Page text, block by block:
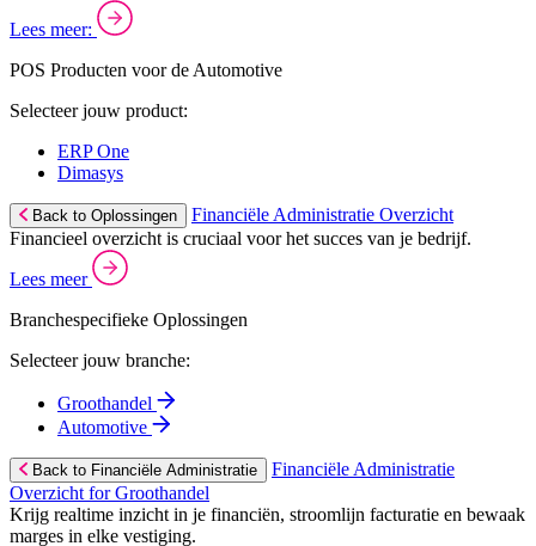
Lees meer:
POS Producten voor de Automotive
Selecteer jouw product:
ERP One
Dimasys
Back to Oplossingen
Financiële Administratie Overzicht
Financieel overzicht is cruciaal voor het succes van je bedrijf.
Lees meer
Branchespecifieke Oplossingen
Selecteer jouw branche:
Groothandel
Automotive
Back to Financiële Administratie
Financiële Administratie
Overzicht for Groothandel
Krijg realtime inzicht in je financiën, stroomlijn facturatie en bewaak
marges in elke vestiging.